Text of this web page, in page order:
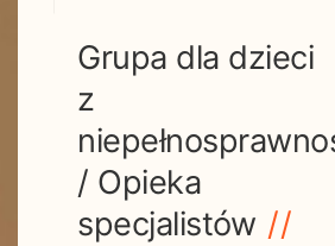
Grupa dla dzieci
z
/ Opieka
specjalistów